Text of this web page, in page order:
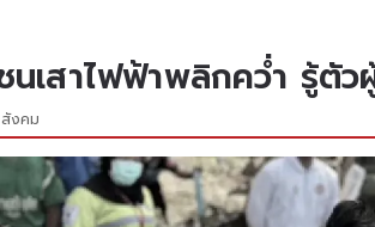
เสาไฟฟ้าพลิกคว่ำ รู้ตั
งคม